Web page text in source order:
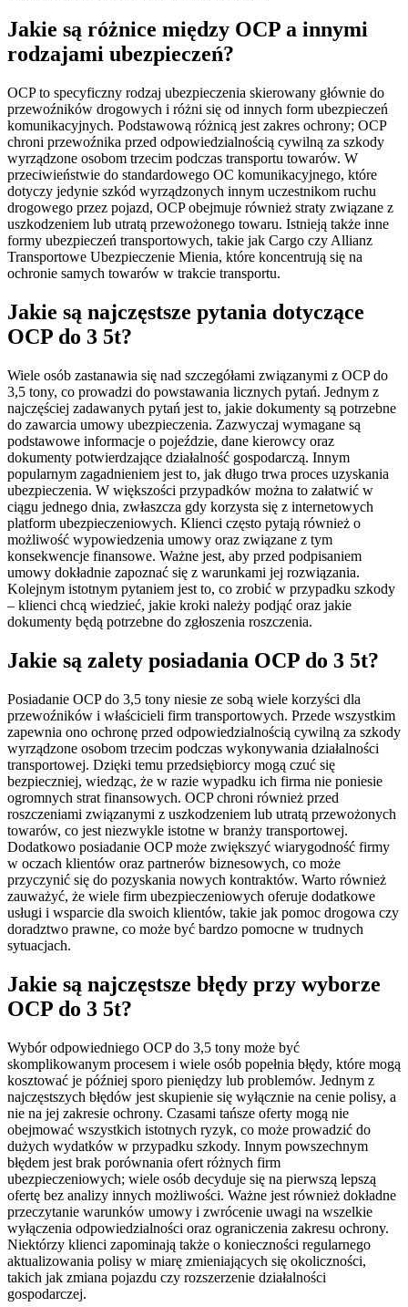
Jakie są różnice między OCP a innymi
rodzajami ubezpieczeń?
OCP to specyficzny rodzaj ubezpieczenia skierowany głównie do
przewoźników drogowych i różni się od innych form ubezpieczeń
komunikacyjnych. Podstawową różnicą jest zakres ochrony; OCP
chroni przewoźnika przed odpowiedzialnością cywilną za szkody
wyrządzone osobom trzecim podczas transportu towarów. W
przeciwieństwie do standardowego OC komunikacyjnego, które
dotyczy jedynie szkód wyrządzonych innym uczestnikom ruchu
drogowego przez pojazd, OCP obejmuje również straty związane z
uszkodzeniem lub utratą przewożonego towaru. Istnieją także inne
formy ubezpieczeń transportowych, takie jak Cargo czy Allianz
Transportowe Ubezpieczenie Mienia, które koncentrują się na
ochronie samych towarów w trakcie transportu.
Jakie są najczęstsze pytania dotyczące
OCP do 3 5t?
Wiele osób zastanawia się nad szczegółami związanymi z OCP do
3,5 tony, co prowadzi do powstawania licznych pytań. Jednym z
najczęściej zadawanych pytań jest to, jakie dokumenty są potrzebne
do zawarcia umowy ubezpieczenia. Zazwyczaj wymagane są
podstawowe informacje o pojeździe, dane kierowcy oraz
dokumenty potwierdzające działalność gospodarczą. Innym
popularnym zagadnieniem jest to, jak długo trwa proces uzyskania
ubezpieczenia. W większości przypadków można to załatwić w
ciągu jednego dnia, zwłaszcza gdy korzysta się z internetowych
platform ubezpieczeniowych. Klienci często pytają również o
możliwość wypowiedzenia umowy oraz związane z tym
konsekwencje finansowe. Ważne jest, aby przed podpisaniem
umowy dokładnie zapoznać się z warunkami jej rozwiązania.
Kolejnym istotnym pytaniem jest to, co zrobić w przypadku szkody
– klienci chcą wiedzieć, jakie kroki należy podjąć oraz jakie
dokumenty będą potrzebne do zgłoszenia roszczenia.
Jakie są zalety posiadania OCP do 3 5t?
Posiadanie OCP do 3,5 tony niesie ze sobą wiele korzyści dla
przewoźników i właścicieli firm transportowych. Przede wszystkim
zapewnia ono ochronę przed odpowiedzialnością cywilną za szkody
wyrządzone osobom trzecim podczas wykonywania działalności
transportowej. Dzięki temu przedsiębiorcy mogą czuć się
bezpieczniej, wiedząc, że w razie wypadku ich firma nie poniesie
ogromnych strat finansowych. OCP chroni również przed
roszczeniami związanymi z uszkodzeniem lub utratą przewożonych
towarów, co jest niezwykle istotne w branży transportowej.
Dodatkowo posiadanie OCP może zwiększyć wiarygodność firmy
w oczach klientów oraz partnerów biznesowych, co może
przyczynić się do pozyskania nowych kontraktów. Warto również
zauważyć, że wiele firm ubezpieczeniowych oferuje dodatkowe
usługi i wsparcie dla swoich klientów, takie jak pomoc drogowa czy
doradztwo prawne, co może być bardzo pomocne w trudnych
sytuacjach.
Jakie są najczęstsze błędy przy wyborze
OCP do 3 5t?
Wybór odpowiedniego OCP do 3,5 tony może być
skomplikowanym procesem i wiele osób popełnia błędy, które mogą
kosztować je później sporo pieniędzy lub problemów. Jednym z
najczęstszych błędów jest skupienie się wyłącznie na cenie polisy, a
nie na jej zakresie ochrony. Czasami tańsze oferty mogą nie
obejmować wszystkich istotnych ryzyk, co może prowadzić do
dużych wydatków w przypadku szkody. Innym powszechnym
błędem jest brak porównania ofert różnych firm
ubezpieczeniowych; wiele osób decyduje się na pierwszą lepszą
ofertę bez analizy innych możliwości. Ważne jest również dokładne
przeczytanie warunków umowy i zwrócenie uwagi na wszelkie
wyłączenia odpowiedzialności oraz ograniczenia zakresu ochrony.
Niektórzy klienci zapominają także o konieczności regularnego
aktualizowania polisy w miarę zmieniających się okoliczności,
takich jak zmiana pojazdu czy rozszerzenie działalności
gospodarczej.